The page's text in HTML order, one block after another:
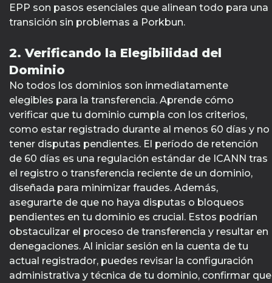
EPP son pasos esenciales que alinean todo para una
transición sin problemas a Porkbun.
2. Verificando la Elegibilidad del
Dominio
No todos los dominios son inmediatamente
elegibles para la transferencia. Aprende cómo
verificar que tu dominio cumpla con los criterios,
como estar registrado durante al menos 60 días y no
tener disputas pendientes. El período de retención
de 60 días es una regulación estándar de ICANN tras
el registro o transferencia reciente de un dominio,
diseñada para minimizar fraudes. Además,
asegurarte de que no haya disputas o bloqueos
pendientes en tu dominio es crucial. Estos podrían
obstaculizar el proceso de transferencia y resultar en
denegaciones. Al iniciar sesión en la cuenta de tu
actual registrador, puedes revisar la configuración
administrativa y técnica de tu dominio, confirmar que